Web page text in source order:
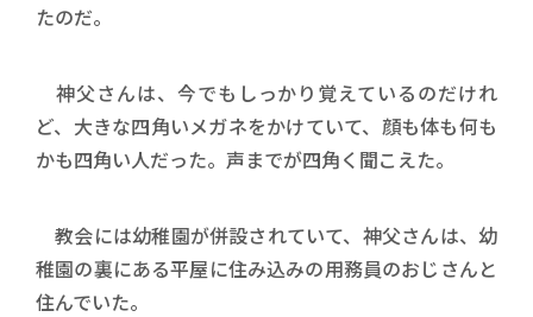
たのだ。
神父さんは、今でもしっかり覚えているのだけれ
ど、大きな四角いメガネをかけていて、顔も体も何も
かも四角い人だった。声までが四角く聞こえた。
教会には幼稚園が併設されていて、神父さんは、幼
稚園の裏にある平屋に住み込みの用務員のおじさんと
住んでいた。